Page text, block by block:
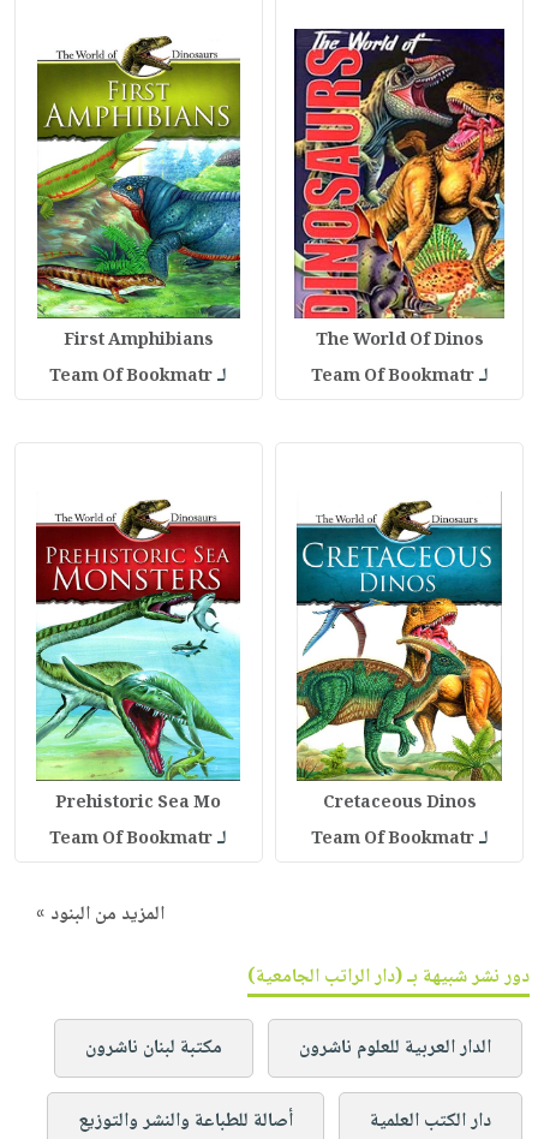
The World Of Dinos
لـTeam Of Bookmatr
First Amphibians
لـTeam Of Bookmatr
Cretaceous Dinos
لـTeam Of Bookmatr
Prehistoric Sea Mo
لـTeam Of Bookmatr
المزيد من البنود »
دور نشر شبيهة بـ (دار الراتب الجامعية)
الدار العربية للعلوم ناشرون مكتبة لبنان ناشرون
دار الكتب العلمية أصالة للطباعة والنشر والتوزيع